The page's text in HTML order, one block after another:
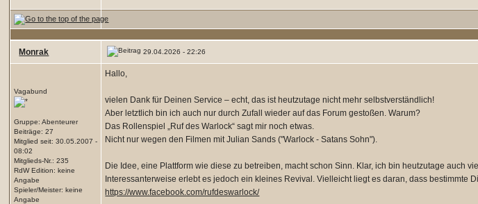
Monrak 29.04.2026 - 22:26
Vagabund
Gruppe: Abenteurer
Beiträge: 27
Mitglied seit: 30.05.2007 -
08:02
Mitglieds-Nr.: 235
RdW Edition: keine
Angabe
Spieler/Meister: keine
Angabe
Hallo,
vielen Dank für Deinen Service – echt, das ist heutzutage nicht mehr selbstverständlich!
Aber letztlich bin ich auch nur durch Zufall wieder auf das Forum gestoßen. Warum?
Das Rollenspiel „Ruf des Warlock“ sagt mir noch etwas.
Nicht nur wegen den Filmen mit Julian Sands ("Warlock - Satans Sohn").
Die Idee, eine Plattform wie diese zu betreiben, macht schon Sinn. Klar, ich bin heutzutage auch
Interessanterweise erlebt es jedoch ein kleines Revival. Vielleicht liegt es daran, dass bestimmte
https://www.facebook.com/rufdeswarlock/